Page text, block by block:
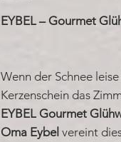
EYBEL – Gourmet
Wenn der Schnee
Kerzenschein das
EYBEL Gourmet
Oma Eybel vereint